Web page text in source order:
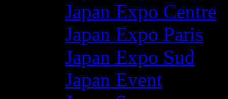
Japan Expo Centre
Japan Expo Paris
Japan Expo Sud
Japan Event